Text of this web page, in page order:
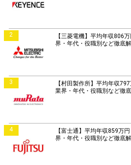
2
【三菱電機】平均年収806
界・年代・役職別など徹底解
3
【村田製作所】平均年収
業界・年代・役職別など徹底
4
【富士通】平均年収859万
界・年代・役職別など徹底解